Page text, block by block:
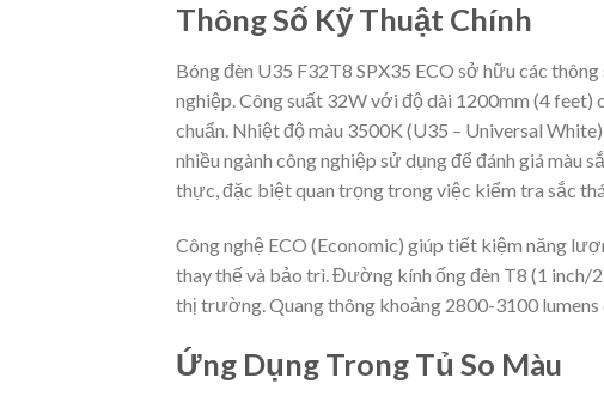
Thông Số Kỹ Thuật Chính
Bóng đèn U35 F32T8 SPX35 ECO sở hữu các
nghiệp. Công suất 32W với độ dài 1200mm (4 feet)
chuẩn. Nhiệt độ màu 3500K (U35 – Universal
nhiều ngành công nghiệp sử dụng để đánh giá màu
thực, đặc biệt quan trọng trong việc kiểm tra sắc
Công nghệ ECO (Economic) giúp tiết kiệm năng
thay thế và bảo trì. Đường kính ống đèn T8 (1 inch/
thị trường. Quang thông khoảng 2800-3100 lumens
Ứng Dụng Trong Tủ So Màu